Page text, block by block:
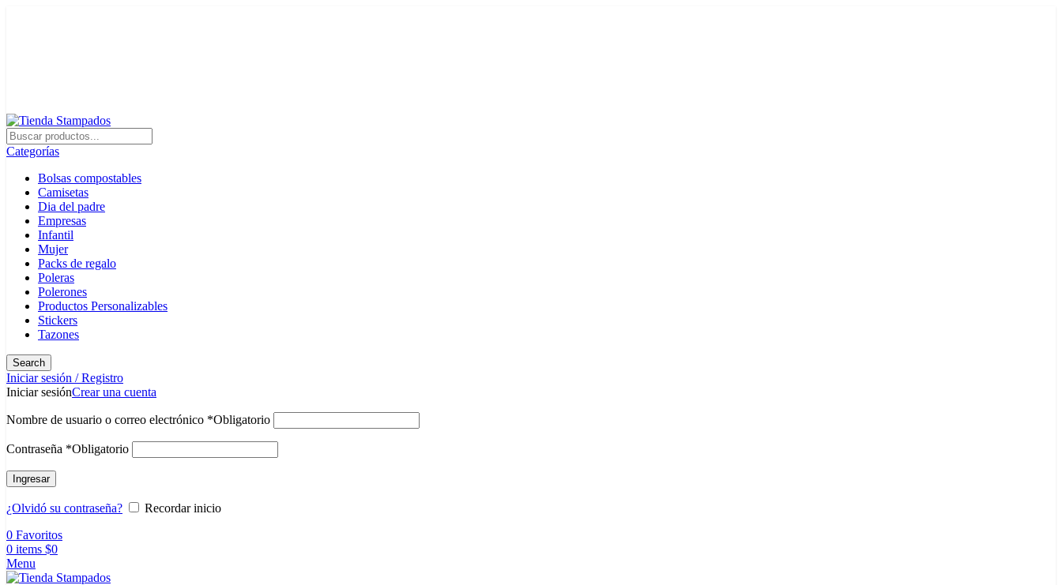
Categorías
Bolsas compostables
Camisetas
Dia del padre
Empresas
Infantil
Mujer
Packs de regalo
Poleras
Polerones
Productos Personalizables
Stickers
Tazones
Search
Iniciar sesión / Registro
Iniciar sesiónCrear una cuenta
Nombre de usuario o correo electrónico *Obligatorio
Contraseña *Obligatorio
Ingresar
¿Olvidó su contraseña?
Recordar inicio
0 Favoritos
0 items $0
Menu